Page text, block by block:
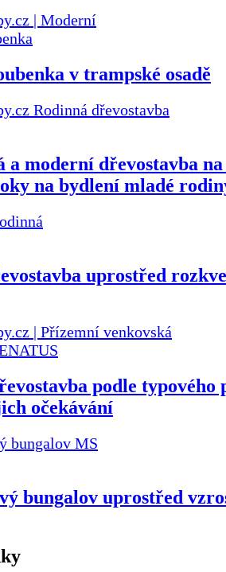
v trampské osadě
a moderní dřevostavba
na bydlení mladé
uprostřed
podle typového
očekávání
bungalov uprostřed